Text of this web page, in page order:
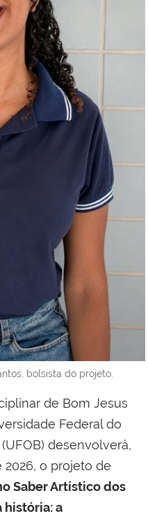
bolsista do projeto.
de Bom Jesus
Federal do
desenvolverá,
o projeto de
Saber Artístico dos
história: a